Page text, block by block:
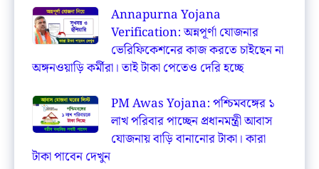
Annapurna Yojana
Verification: অন্নপূর্ণা যোজনার
ভেরিফিকেশনের কাজ করতে চাইছেন না
অঙ্গনওয়াড়ি কর্মীরা। তাই টাকা পেতেও দেরি হচ্ছে
PM Awas Yojana: পশ্চিমবঙ্গের ১
লাখ পরিবার পাচ্ছেন প্রধানমন্ত্রী আবাস
যোজনায় বাড়ি বানানোর টাকা। কারা
টাকা পাবেন দেখুন